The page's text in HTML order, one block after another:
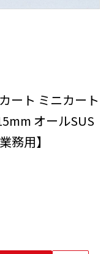
ート ミニカート
オールSUS
務用】